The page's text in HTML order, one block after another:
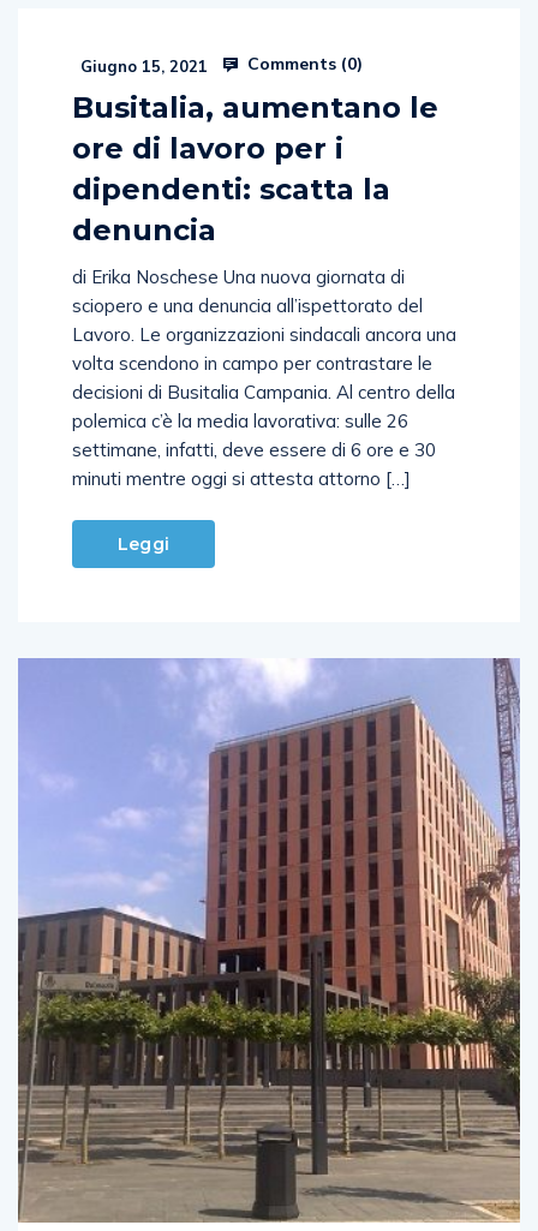
Giugno 15, 2021 Comments (0)
Busitalia, aumentano le
ore di lavoro per i
dipendenti: scatta la
denuncia
di Erika Noschese Una nuova giornata di
sciopero e una denuncia all’ispettorato del
Lavoro. Le organizzazioni sindacali ancora una
volta scendono in campo per contrastare le
decisioni di Busitalia Campania. Al centro della
polemica c’è la media lavorativa: sulle 26
settimane, infatti, deve essere di 6 ore e 30
minuti mentre oggi si attesta attorno […]
Leggi